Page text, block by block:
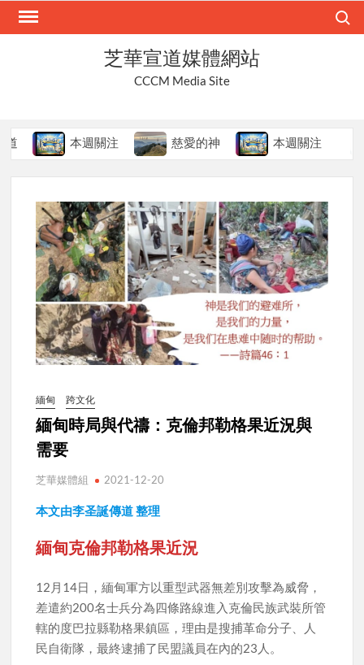
Skip
芝華宣道媒體網站
CCCM Media Site
本週關注 慈愛的神 本週關注
緬甸 跨文化
緬甸時局與代禱：克倫邦勒格果近況與
需要
芝華媒體組 2021-12-20
本文由李圣誕傳道 整理
緬甸克倫邦勒格果近況
12月14日，緬甸軍方以重型武器無差別攻擊為威脅，
差遣約200名士兵分為四條路線進入克倫民族武裝所管
轄的度巴拉縣勒格果鎮區，理由是搜捕革命分子、人
民自衛隊，最終逮捕了民盟議員在內的23人。